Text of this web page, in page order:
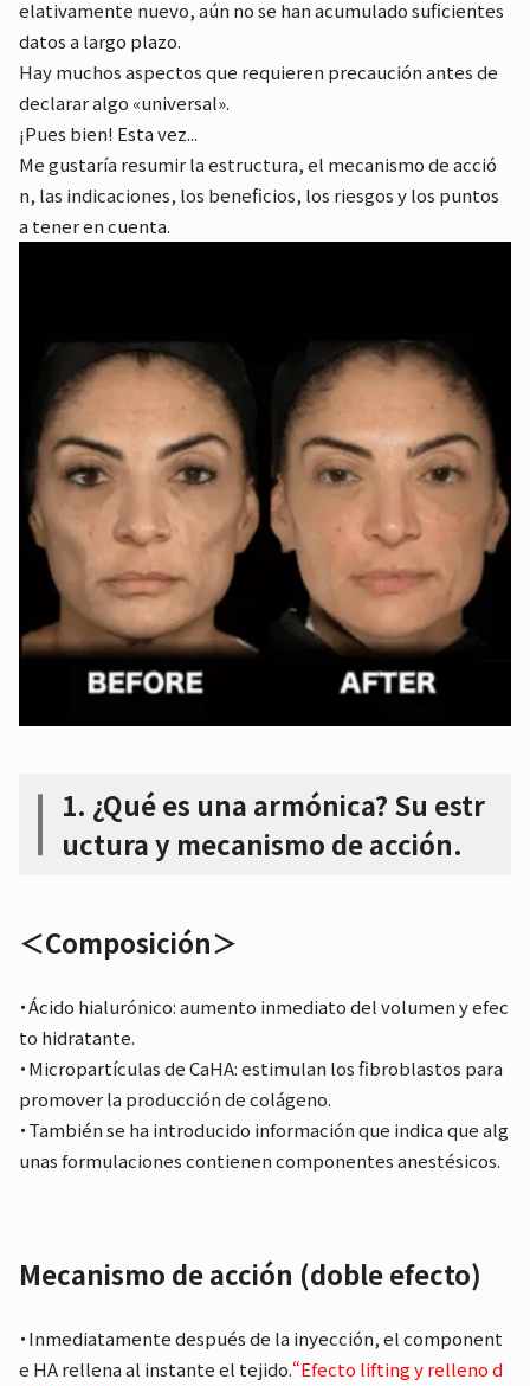
elativamente nuevo, aún no se han acumulado suficientes
datos a largo plazo.
Hay muchos aspectos que requieren precaución antes de
declarar algo «universal».
¡Pues bien! Esta vez...
Me gustaría resumir la estructura, el mecanismo de acció
n, las indicaciones, los beneficios, los riesgos y los puntos
a tener en cuenta.
1. ¿Qué es una armónica? Su estr
uctura y mecanismo de acción.
＜Composición＞
・Ácido hialurónico: aumento inmediato del volumen y efec
to hidratante.
・Micropartículas de CaHA: estimulan los fibroblastos para
promover la producción de colágeno.
・También se ha introducido información que indica que alg
unas formulaciones contienen componentes anestésicos.
Mecanismo de acción (doble efecto)
・Inmediatamente después de la inyección, el component
e HA rellena al instante el tejido.“Efecto lifting y relleno d